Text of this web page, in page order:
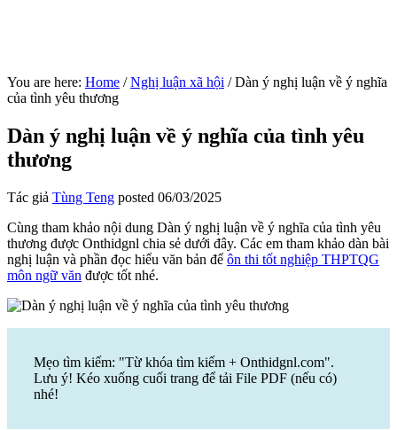
You are here: Home / Nghị luận xã hội /Dàn ý nghị luận về ý nghĩa
của tình yêu thương
Dàn ý nghị luận về ý nghĩa của tình yêu
thương
Tác giả Tùng Teng posted 06/03/2025
Cùng tham khảo nội dung Dàn ý nghị luận về ý nghĩa của tình yêu
thương được Onthidgnl chia sẻ dưới đây. Các em tham khảo dàn bài
nghị luận và phần đọc hiểu văn bản để ôn thi tốt nghiệp THPTQG
môn ngữ văn được tốt nhé.
Mẹo tìm kiếm: "Từ khóa tìm kiếm + Onthidgnl.com".
Lưu ý! Kéo xuống cuối trang để tải File PDF (nếu có)
nhé!